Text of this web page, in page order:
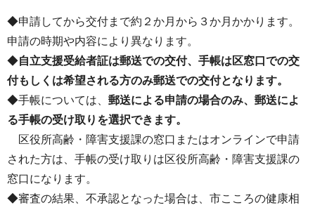
◆申請してから交付まで約２か月から３か月かかります。
申請の時期や内容により異なります。
◆自立支援受給者証は郵送での交付、手帳は区窓口での交
付もしくは希望される方のみ郵送での交付となります。
◆手帳については、 郵送による申請の場合のみ、郵送によ
る手帳の受け取りを選択できます。
区役所高齢・障害支援課の窓口またはオンラインで申請
された方は、手帳の受け取りは区役所高齢・障害支援課の
窓口になります。
◆審査の結果、不承認となった場合は、市こころの健康相